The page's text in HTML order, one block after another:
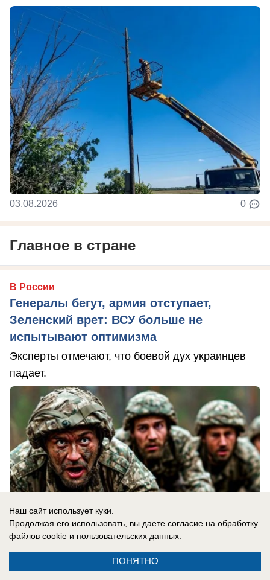
03.08.2026 0
Главное в стране
В России
Генералы бегут, армия отступает,
Зеленский врет: ВСУ больше не
испытывают оптимизма
Эксперты отмечают, что боевой дух украинцев
падает.
Наш сайт использует куки.
Продолжая его использовать, вы даете согласие на обработку
файлов cookie и пользовательских данных.
ПОНЯТНО